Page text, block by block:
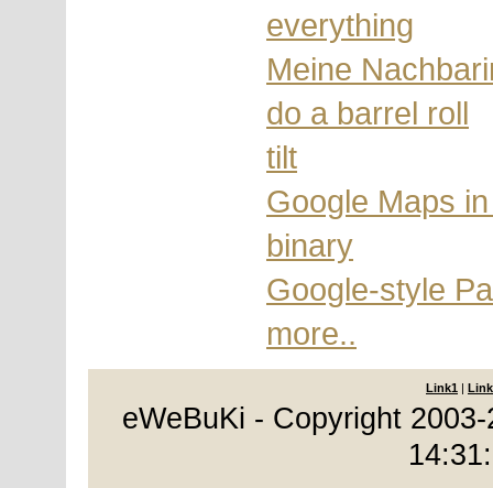
everything
Meine
do a barrel roll
tilt
Google Maps
binary
Google-style
more..
Link1 |
eWeBuKi - Copyright